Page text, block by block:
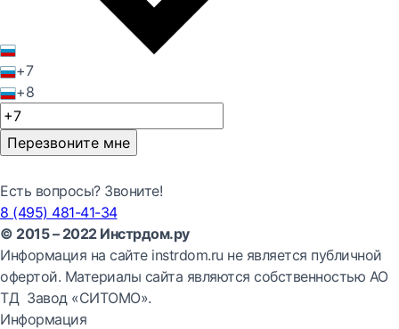
+7
+8
Перезвоните мне
Есть вопросы? Звоните!
8 (495) 481-41-34
© 2015 – 2022 Инстрдом.ру
Информация на сайте instrdom.ru не является публичной
офертой. Материалы сайта являются собственностью АО
ТД Завод «СИТОМО».
Информация